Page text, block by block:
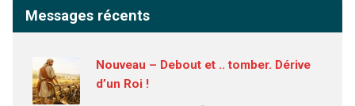
Messages récents
Nouveau – Debout et .. tomber. Dérive
d’un Roi !